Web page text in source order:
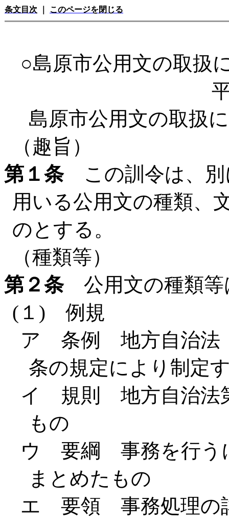
条文目次 このページを閉じる
○島原市公用文の取扱
島原市公用文の取扱
（趣旨）
第１条この訓令は、別
用いる公用文の種類、
のとする。
（種類等）
第２条公用文の種類等
(１) 例規
ア 条例 地方自治法
条の規定により制定
イ 規則 地方自治法
もの
ウ 要綱 事務を行う
まとめたもの
エ 要領 事務処理の